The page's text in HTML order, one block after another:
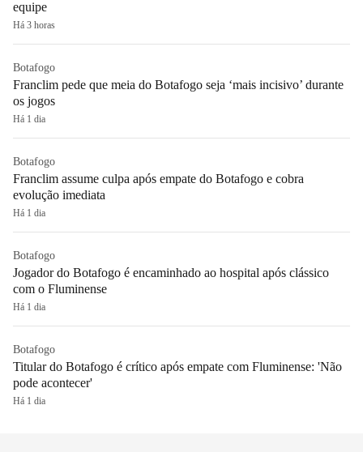
equipe
Há 3 horas
Botafogo
Franclim pede que meia do Botafogo seja ‘mais incisivo’ durante
os jogos
Há 1 dia
Botafogo
Franclim assume culpa após empate do Botafogo e cobra
evolução imediata
Há 1 dia
Botafogo
Jogador do Botafogo é encaminhado ao hospital após clássico
com o Fluminense
Há 1 dia
Botafogo
Titular do Botafogo é crítico após empate com Fluminense: 'Não
pode acontecer'
Há 1 dia